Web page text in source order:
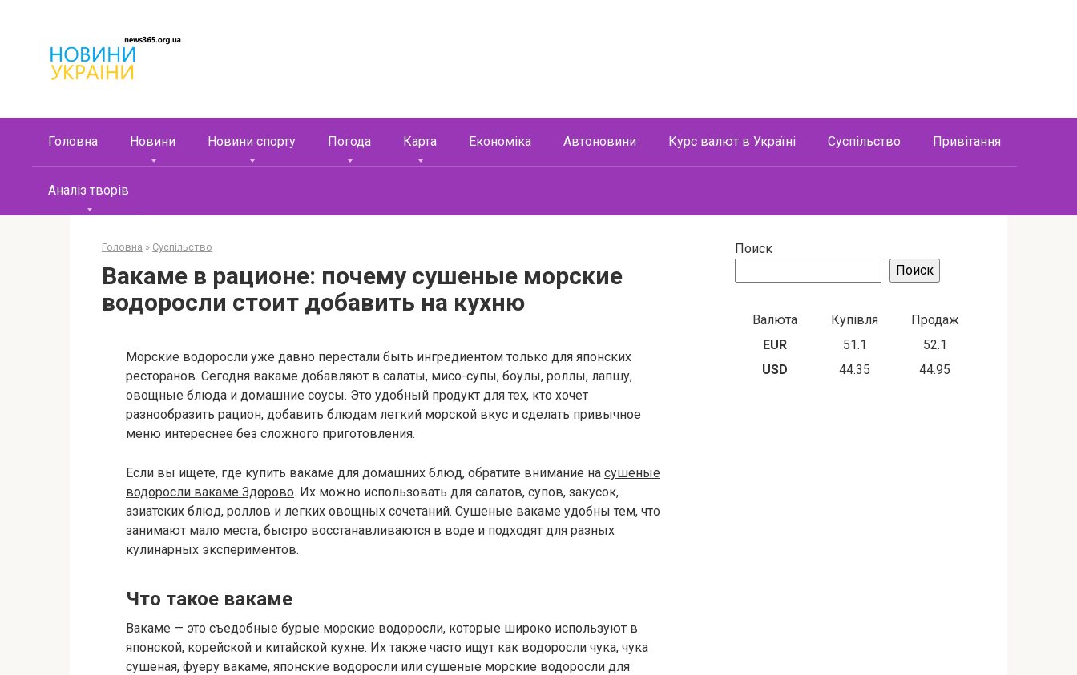
контенту
Головна Новини Новини спорту Погода Карта Економіка Автоновини Курс валют в Україні Суспільство Привітання
Аналіз творів
Головна » Суспільство
Вакаме в рационе: почему сушеные морские
водоросли стоит добавить на кухню
Морские водоросли уже давно перестали быть ингредиентом только для японских
ресторанов. Сегодня вакаме добавляют в салаты, мисо-супы, боулы, роллы, лапшу,
овощные блюда и домашние соусы. Это удобный продукт для тех, кто хочет
разнообразить рацион, добавить блюдам легкий морской вкус и сделать привычное
меню интереснее без сложного приготовления.
Если вы ищете, где купить вакаме для домашних блюд, обратите внимание на сушеные
водоросли вакаме Здорово. Их можно использовать для салатов, супов, закусок,
азиатских блюд, роллов и легких овощных сочетаний. Сушеные вакаме удобны тем, что
занимают мало места, быстро восстанавливаются в воде и подходят для разных
кулинарных экспериментов.
Что такое вакаме
Вакаме — это съедобные бурые морские водоросли, которые широко используют в
японской, корейской и китайской кухне. Их также часто ищут как водоросли чука, чука
сушеная, фуеру вакаме, японские водоросли или сушеные морские водоросли для
Поиск
Поиск
Валюта Купівля
Продаж
EUR
51.1
52.1
USD
44.35 44.95